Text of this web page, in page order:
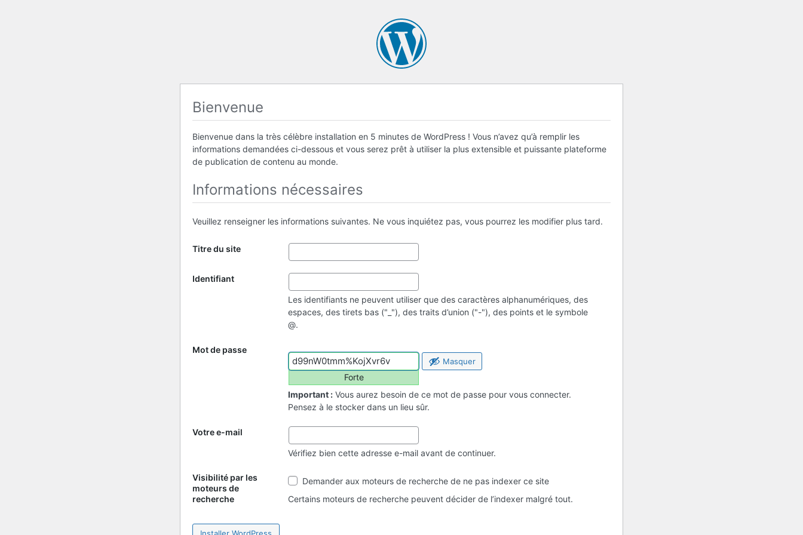
Bienvenue
Bienvenue dans la très célèbre installation en 5 minutes de WordPress ! Vous n’avez qu’à remplir les
informations demandées ci-dessous et vous serez prêt à utiliser la plus extensible et puissante plateforme
de publication de contenu au monde.
Informations nécessaires
Veuillez renseigner les informations suivantes. Ne vous inquiétez pas, vous pourrez les modifier plus tard.
Titre du site
Identifiant
Les identifiants ne peuvent utiliser que des caractères alphanumériques, des
espaces, des tirets bas ("_"), des traits d’union ("-"), des points et le symbole
@.
Mot de passe
Masquer
Forte
Important : Vous aurez besoin de ce mot de passe pour vous connecter.
Pensez à le stocker dans un lieu sûr.
Votre e-mail
Vérifiez bien cette adresse e-mail avant de continuer.
Visibilité par les
moteurs de
recherche
Visibilité
par
les
Demander aux moteurs de recherche de ne pas indexer ce site
Certains moteurs de recherche peuvent décider de l’indexer malgré tout.